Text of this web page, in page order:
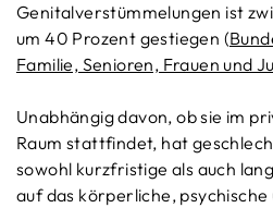
Genitalverstümmelungen ist
um 40 Prozent gestiegen (
Familie, Senioren, Frauen und
Unabhängig davon, ob sie im
Raum stattfindet, hat
sowohl kurzfristige als auch
auf das körperliche,